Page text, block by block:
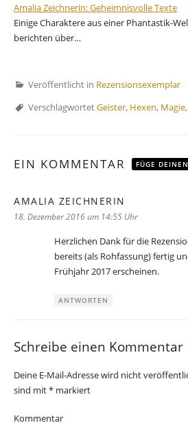
Amalia Zeichnerin: Geheimnisvolle Texte
Einige Charaktere aus einer Phantastik-
berichten über…
Veröffentlicht in Rezensionsexemplar
VerschlagwortetGeister, Hexen, Magie,
EIN KOMMENTAR FÜGE
AMALIA ZEICHNERIN
18. Dezember 2016 um 14:55 Uhr
Herzlichen Dank für die
bereits (als Rohfassung) fertig
Frühjahr 2017 erscheinen.
ANTWORTEN
Schreibe einen Kommentar
Deine E-Mail-Adresse wird nicht
sind mit* markiert
Kommentar